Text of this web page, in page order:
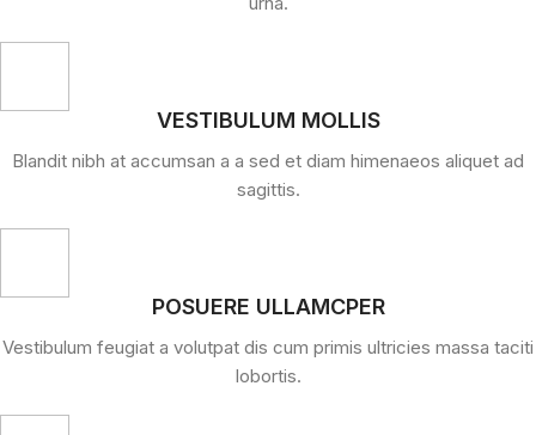
VESTIBULUM MOLLIS
Blandit nibh at accumsan a a sed et diam himenaeos aliquet ad
sagittis.
POSUERE ULLAMCPER
Vestibulum feugiat a volutpat dis cum primis ultricies massa taciti
lobortis.